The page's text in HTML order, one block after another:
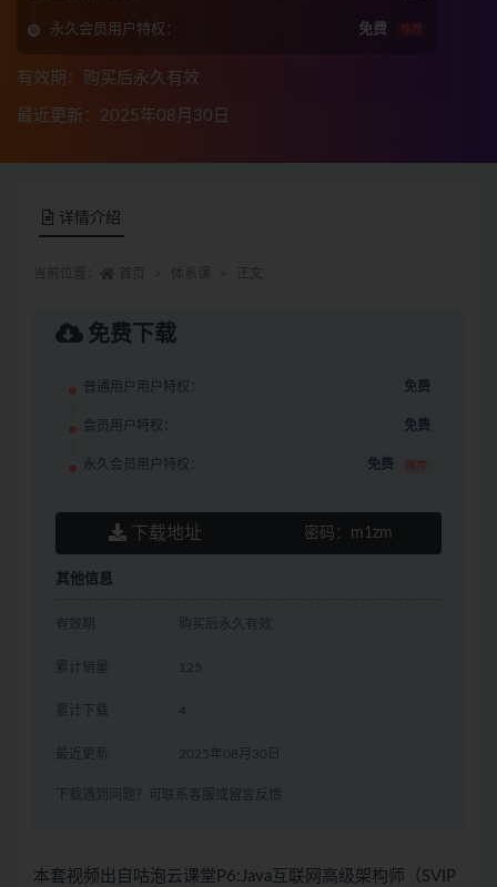
永久会员用户特权： 免费 推荐
有效期：购买后永久有效
最近更新：2025年08月30日
详情介绍
免费下载
普通用户用户特权： 免费
会员用户特权： 免费
永久会员用户特权： 免费 推荐
下载地址 密码： m1zm
其他信息
有效期 购买后永久有效
累计销量 125
累计下载 4
最近更新 2025年08月30日
下载遇到问题？可联系客服或留言反馈
本套视频出自咕泡云课堂P6:Java互联网高级架构师（SVIP